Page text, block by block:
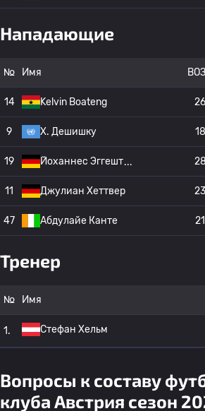
Нападающие
№ Имя
14 Kelvin Boateng 26
9 Х. Дешишку 18
19 Йоханнес Эггешт 28
11 Джулиан Хеттвер 23
47 Абдулайе Канте 21
Тренер
№ Имя
1. Стефан Хельм
Вопросы к составу
клуба Австрия сезон